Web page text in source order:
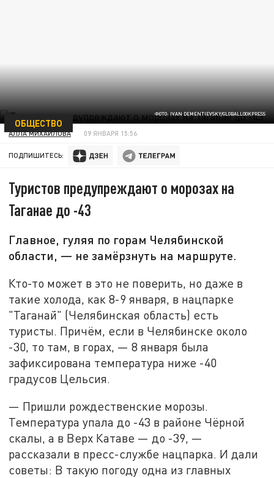
ФОТО: IVAN DEMENTIEVSKY/GLOBALLOOKPRESS
ОБЩЕСТВО
АЛЛА МИХАЙЛОВА 09 ЯНВАРЯ 15:56
ПОДПИШИТЕСЬ:
Туристов предупреждают о морозах на
Таганае до -43
Главное, гуляя по горам Челябинской
области, — не замёрзнуть на маршруте.
Кто-то может в это не поверить, но даже в
такие холода, как 8-9 января, в нацпарке
"Таганай" (Челябинская область) есть
туристы. Причём, если в Челябинске около
-30, то там, в горах, — 8 января была
зафиксирована температура ниже -40
градусов Цельсия.
— Пришли рождественские морозы.
Температура упала до -43 в районе Чёрной
скалы, а в Верх Катаве — до -39, —
рассказали в пресс-службе нацпарка. И дали
советы: В такую погоду одна из главных